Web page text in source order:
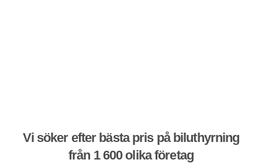
Vi söker efter bästa pris på biluthyrning
från 1 600 olika företag